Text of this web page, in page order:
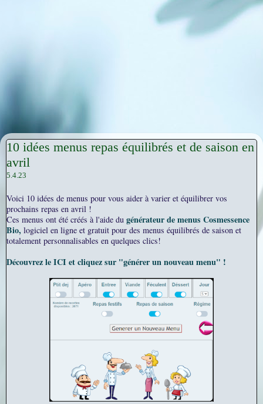
10 idées menus repas équilibrés et de saison en
avril
5.4.23
Voici 10 idées de menus pour vous aider à varier et équilibrer vos
prochains repas en avril !
Ces menus ont été créés à l'aide du générateur de menus Cosmessence
Bio, logiciel en ligne et gratuit pour des menus équilibrés de saison et
totalement personnalisables en quelques clics!
Découvrez le ICI et cliquez sur "générer un nouveau menu" !